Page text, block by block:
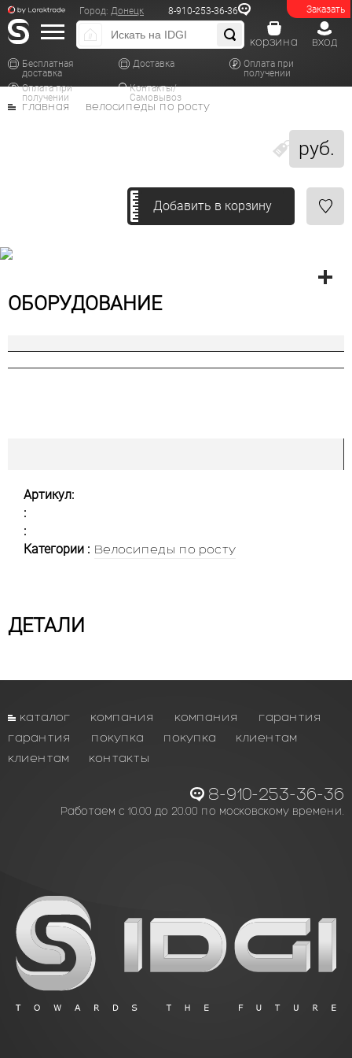
Заказать
Город: Донецк 8-910-253-36-36
Бесплатная
доставка
Доставка
Оплата при
получении
Оплата при
получении
Контакты/
Самовывоз
вход
корзина
руб.
главная велосипеды по росту
Добавить в корзину
ОБОРУДОВАНИЕ
Артикул:
:
:
Категории : Велосипеды по росту
ДЕТАЛИ
каталог компания компания
гарантия
гарантия
покупка покупка
клиентам
клиентам
контакты
8-910-253-36-36
Работаем с 10.00 до 20.00 по московскому времени.